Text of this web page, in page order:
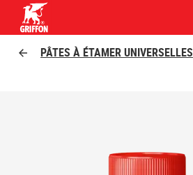
Griffon logo
PÂTES À ÉTAMER UNIVERSELLES